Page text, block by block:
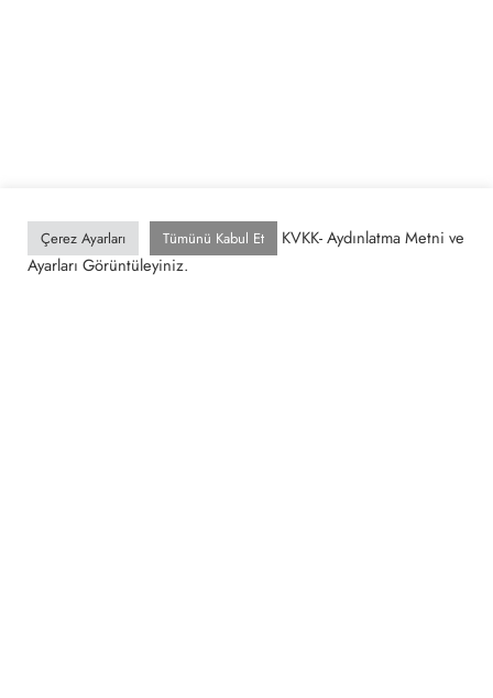
KURUMSAL
Çerez Ayarları Tümünü Kabul Et
KVKK- Aydınlatma Metni ve
Ayarları Görüntüleyiniz.